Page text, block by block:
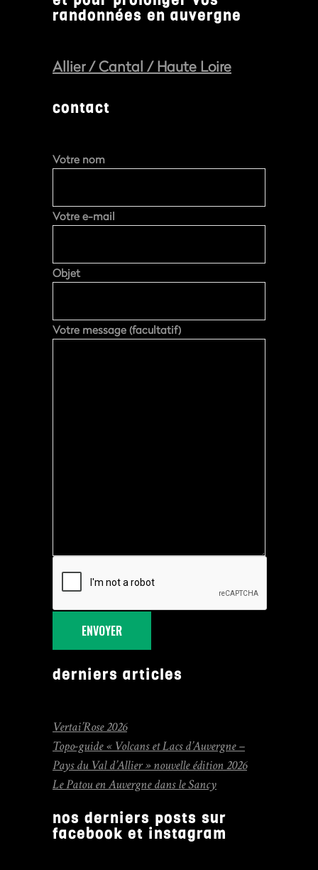
randonnées en auvergne
Allier/Cantal /Haute Loire
contact
Votre nom
Votre e-mail
Objet
Votre message (facultatif)
ENVOYER
derniers articles
Vertai’Rose 2026
Topo-guide « Volcans et Lacs d’Auvergne –
Pays du Val d’Allier » nouvelle édition 2026
Le Patou en Auvergne dans le Sancy
nos derniers posts sur
facebook et instagram